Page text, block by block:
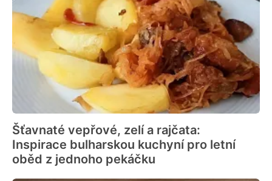
Šťavnaté vepřové, zelí a rajčata:
Inspirace bulharskou kuchyní pro letní
oběd z jednoho pekáčku